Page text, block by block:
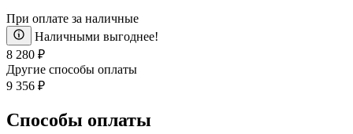
При оплате за наличные
Наличными выгоднее!
8 280 ₽
Другие способы оплаты
9 356 ₽
Способы оплаты